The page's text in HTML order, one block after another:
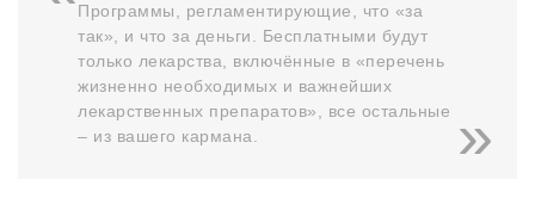
Программы, регламентирующие, что «за
так», и что за деньги. Бесплатными будут
только лекарства, включённые в «перечень
жизненно необходимых и важнейших
лекарственных препаратов», все остальные
– из вашего кармана.